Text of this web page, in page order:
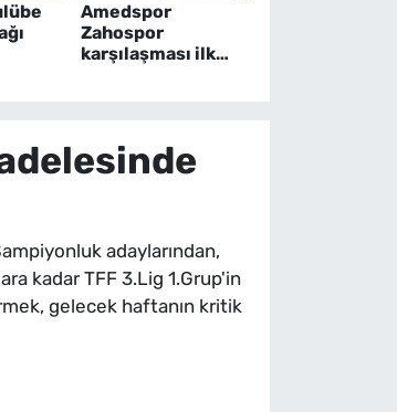
Amedspor
Zahospor
karşılaşması ilk
adaylarından,
kadar TFF 3.Lig 1.Grup'in
gelecek haftanın kritik